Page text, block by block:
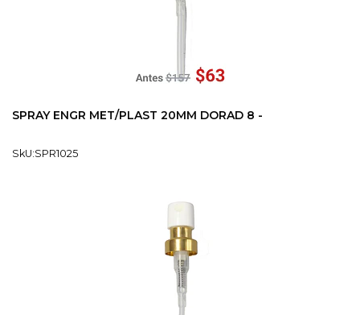
SPRAY ENGR MET/PLAST 20MM DORAD 8 -
SkU:SPR1025